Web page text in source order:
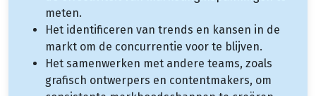
meten.
Het identificeren van trends en kansen in de
markt om de concurrentie voor te blijven.
Het samenwerken met andere teams, zoals
grafisch ontwerpers en contentmakers, om